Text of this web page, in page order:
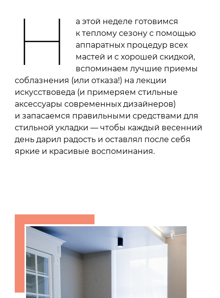
Н
а этой неделе готовимся
к теплому сезону с помощью
аппаратных процедур всех
мастей и с хорошей скидкой,
вспоминаем лучшие приемы
соблазнения (или отказа!) на лекции
искусствоведа (и примеряем стильные
аксессуары современных дизайнеров)
и запасаемся правильными средствами для
стильной укладки — чтобы каждый весенний
день дарил радость и оставлял после себя
яркие и красивые воспоминания.